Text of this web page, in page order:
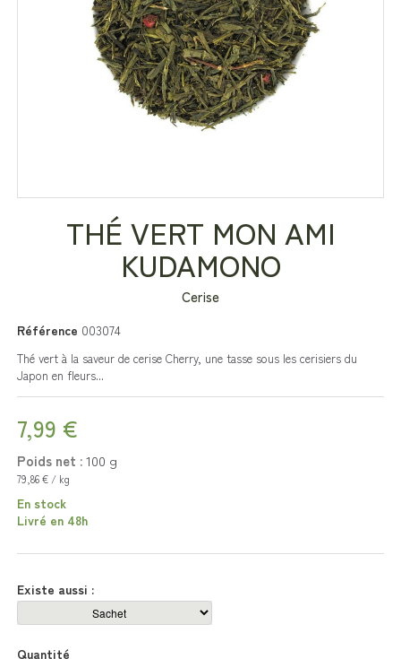
THÉ VERT MON AMI
KUDAMONO
Cerise
Référence 003074
Thé vert à la saveur de cerise Cherry, une tasse sous les cerisiers du
Japon en fleurs...
7,99 €
Poids net : 100 g
79,86 € / kg
En stock
Livré en 48h
Existe aussi :
Quantité